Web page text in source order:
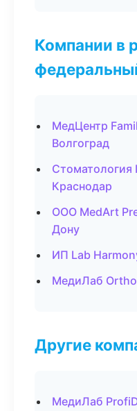
Компании в
МедЦентр
Волгоград
Краснодар
ООО MedArt
Дону
ИП Lab
МедиЛаб
Другие
МедиЛаб